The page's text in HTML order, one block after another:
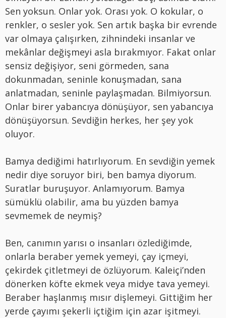
Sen yoksun. Onlar yok. Orası yok. O kokular, o
renkler, o sesler yok. Sen artık başka bir evrende
var olmaya çalışırken, zihnindeki insanlar ve
mekânlar değişmeyi asla bırakmıyor. Fakat onlar
sensiz değişiyor, seni görmeden, sana
dokunmadan, seninle konuşmadan, sana
anlatmadan, seninle paylaşmadan. Bilmiyorsun.
Onlar birer yabancıya dönüşüyor, sen yabancıya
dönüşüyorsun. Sevdiğin herkes, her şey yok
oluyor.
Bamya dediğimi hatırlıyorum. En sevdiğin yemek
nedir diye soruyor biri, ben bamya diyorum.
Suratlar buruşuyor. Anlamıyorum. Bamya
sümüklü olabilir, ama bu yüzden bamya
sevmemek de neymiş?
Ben, canımın yarısı o insanları özlediğimde,
onlarla beraber yemek yemeyi, çay içmeyi,
çekirdek çitletmeyi de özlüyorum. Kaleiçi’nden
dönerken köfte ekmek veya midye tava yemeyi.
Beraber haşlanmış mısır dişlemeyi. Gittiğim her
yerde çayımı şekerli içtiğim için azar işitmeyi.